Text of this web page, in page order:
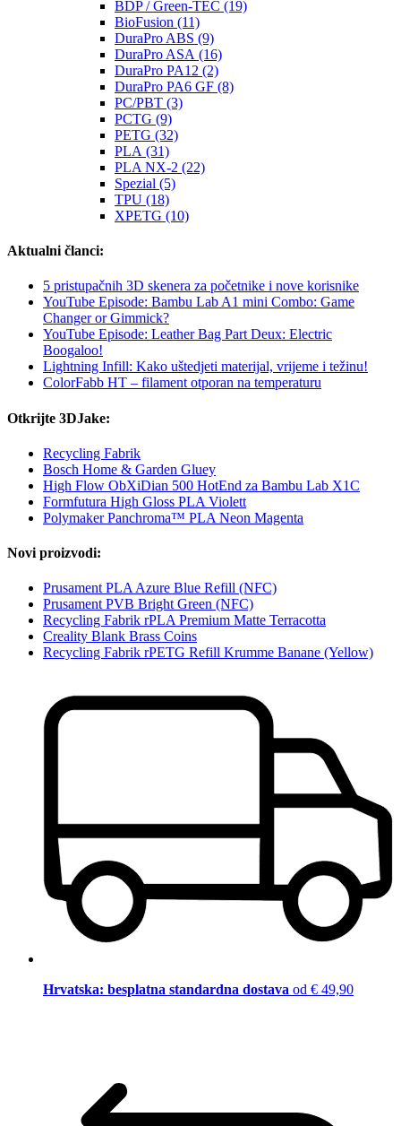
BDP / Green-TEC (19)
BioFusion (11)
DuraPro ABS (9)
DuraPro ASA (16)
DuraPro PA12 (2)
DuraPro PA6 GF (8)
PC/PBT (3)
PCTG (9)
PETG (32)
PLA (31)
PLA NX-2 (22)
Spezial (5)
TPU (18)
XPETG (10)
Aktualni članci:
5 pristupačnih 3D skenera za početnike i nove korisnike
YouTube Episode: Bambu Lab A1 mini Combo: Game
Changer or Gimmick?
YouTube Episode: Leather Bag Part Deux: Electric
Boogaloo!
Lightning Infill: Kako uštedjeti materijal, vrijeme i težinu!
ColorFabb HT – filament otporan na temperaturu
Otkrijte 3DJake:
Recycling Fabrik
Bosch Home & Garden Gluey
High Flow ObXiDian 500 HotEnd za Bambu Lab X1C
Formfutura High Gloss PLA Violett
Polymaker Panchroma™ PLA Neon Magenta
Novi proizvodi:
Prusament PLA Azure Blue Refill (NFC)
Prusament PVB Bright Green (NFC)
Recycling Fabrik rPLA Premium Matte Terracotta
Creality Blank Brass Coins
Recycling Fabrik rPETG Refill Krumme Banane (Yellow)
Hrvatska: besplatna standardna dostava od € 49,90